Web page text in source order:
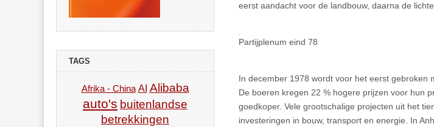
eerst aandacht voor de landbouw, daarna de
Partijplenum eind 78
In december 1978 wordt voor het eerst gebroken
De boeren kregen 22 % hogere prijzen voor hun
goedkoper. Vele grootschalige projecten uit het
investeringen in bouw, transport en energie. In
TAGS
Afrika - China AI Alibaba
auto's buitenlandse
betrekkingen